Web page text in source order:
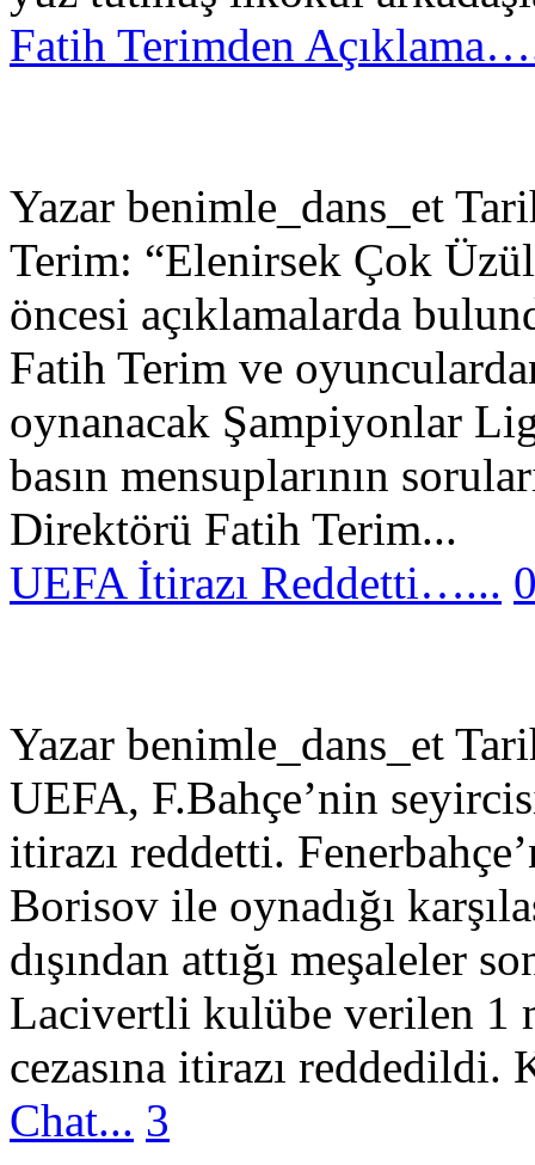
Fatih Terimden
Yazar benimle_dans_et
Terim: “Elenirsek Çok
öncesi açıklamalarda
Fatih Terim ve
oynanacak Şampiyonlar
basın mensuplarının
Direktörü Fatih Terim...
UEFA İtirazı Reddetti…...
Yazar benimle_dans_et
UEFA, F.Bahçe’nin
itirazı reddetti.
Borisov ile oynadığı
dışından attığı meşaleler
Lacivertli kulübe verilen 1
cezasına itirazı reddedildi.
Chat... 3